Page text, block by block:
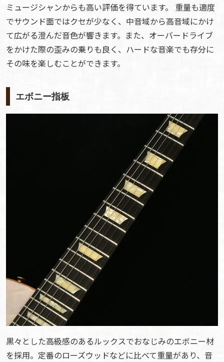
ミュージシャンからも高い評価を得ています。 重量も適度
でサウンド面ではクセが少なく、中音域から高音域にかけ
て広がる澄んだ音色が響きます。また、オーバードライブ
をかけた際の歪みの乗りも良く、ハードな音楽でも存分に
その味を楽しむことができます。
エボニー指板
黒々とした高級感のあるルックスでおなじみのエボニー材
を採用。定番のローズウッドなどに比べて重量があり、音